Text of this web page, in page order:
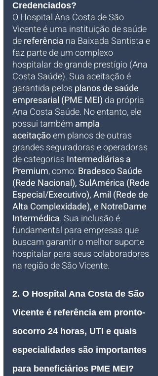
Credenciados?
O Hospital Ana Costa de São
Vicente é uma instituição de saúde
de referência na Baixada Santista e
faz parte de um complexo
hospitalar de grande prestígio (Ana
Costa Saúde). Sua aceitação é
garantida pelos planos de saúde
empresarial (PME MEI) da própria
Ana Costa Saúde. No entanto, ele
possui também ampla
aceitação em planos de outras
grandes seguradoras e operadoras
de categorias Intermediárias a
Premium, como: Bradesco Saúde
(Rede Nacional), SulAmérica (Rede
Especial/Executivo), Amil (Rede de
Alta Complexidade), e NotreDame
Intermédica. Sua inclusão é
fundamental para empresas que
buscam garantir o melhor suporte
hospitalar para seus colaboradores
na região de São Vicente.
2. O Hospital Ana Costa de São
Vicente é referência em pronto-
socorro 24 horas, UTI e quais
especialidades são importantes
para beneficiários PME MEI?